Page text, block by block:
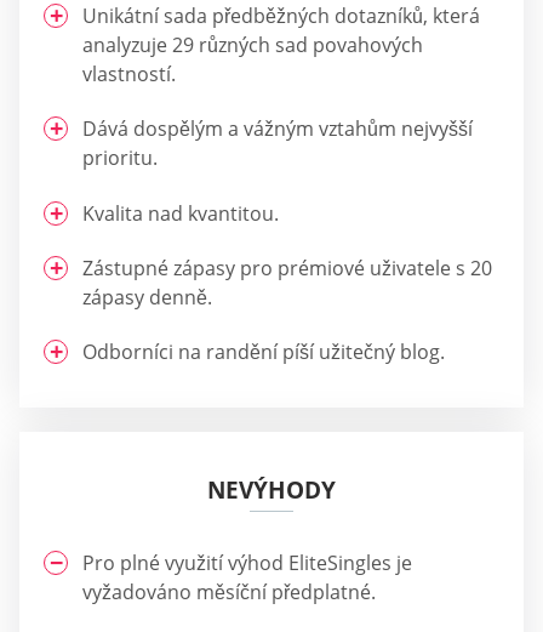
Unikátní sada předběžných dotazníků, která
analyzuje 29 různých sad povahových
vlastností.
Dává dospělým a vážným vztahům nejvyšší
prioritu.
Kvalita nad kvantitou.
Zástupné zápasy pro prémiové uživatele s 20
zápasy denně.
Odborníci na randění píší užitečný blog.
NEVÝHODY
Pro plné využití výhod EliteSingles je
vyžadováno měsíční předplatné.